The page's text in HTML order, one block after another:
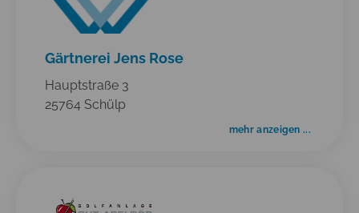
Gärtnerei Jens Rose
Hauptstraße 3
25764 Schülp
mehr anzeigen ...